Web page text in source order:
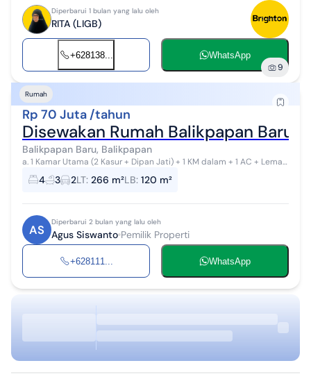
Diperbarui 1 bulan yang lalu oleh
RITA (LIGB)
+628138... WhatsApp
9
Rumah
Rp 70 Juta /tahun
Disewakan Rumah Balikpapan Baru
Balikpapan Baru, Balikpapan
a. 1 Kamar Utama (2 Kasur + Dipan Jati) + 1 KM dalam + 1 AC + Lemari
Pakaian 6 pintu, b. 3 KT (3 Kasur Springbed) + 2 AC + Lemari Pakaian
+ 2 KM, ...
4 3 2LT: 266 m²LB: 120 m²
AS
Diperbarui 2 bulan yang lalu oleh
Agus Siswanto Pemilik Properti
+628111... WhatsApp